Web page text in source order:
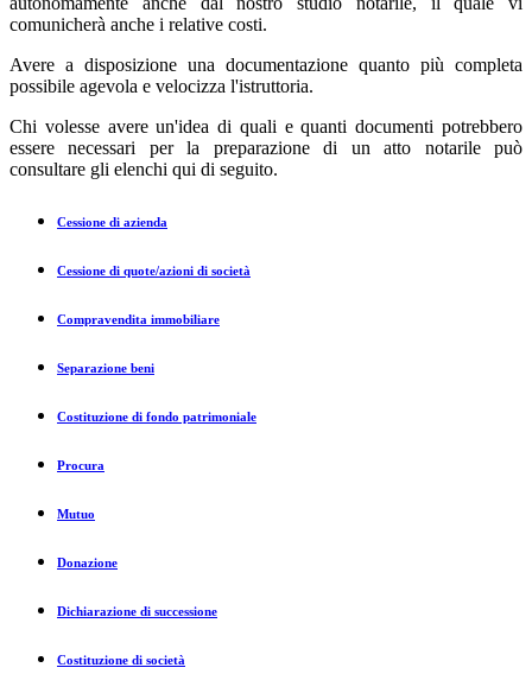
comunicherà anche i relative costi.
Avere a disposizione una documentazione quanto più completa
possibile agevola e velocizza l'istruttoria.
Chi volesse avere un'idea di quali e quanti documenti potrebbero
essere necessari per la preparazione di un atto notarile può
consultare gli elenchi qui di seguito.
Cessione di azienda
Cessione di quote/azioni di società
Compravendita immobiliare
Separazione beni
Costituzione di fondo patrimoniale
Procura
Mutuo
Donazione
Dichiarazione di successione
Costituzione di società